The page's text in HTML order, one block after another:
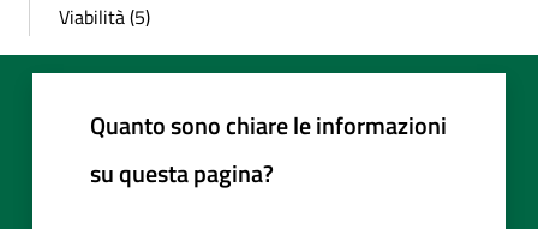
Viabilità (5)
Quanto sono chiare le informazioni
su questa pagina?